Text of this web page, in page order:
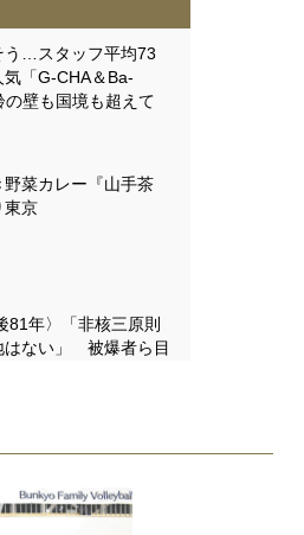
う…スタッフ平均73
「G-CHA＆Ba-
の壁も国境も超えて
菜カレー『山手茶
東京
81年〉「非核三原則
はない」 被爆者ら目
81年〉原爆ドームを
見た惨状「ずっと忘